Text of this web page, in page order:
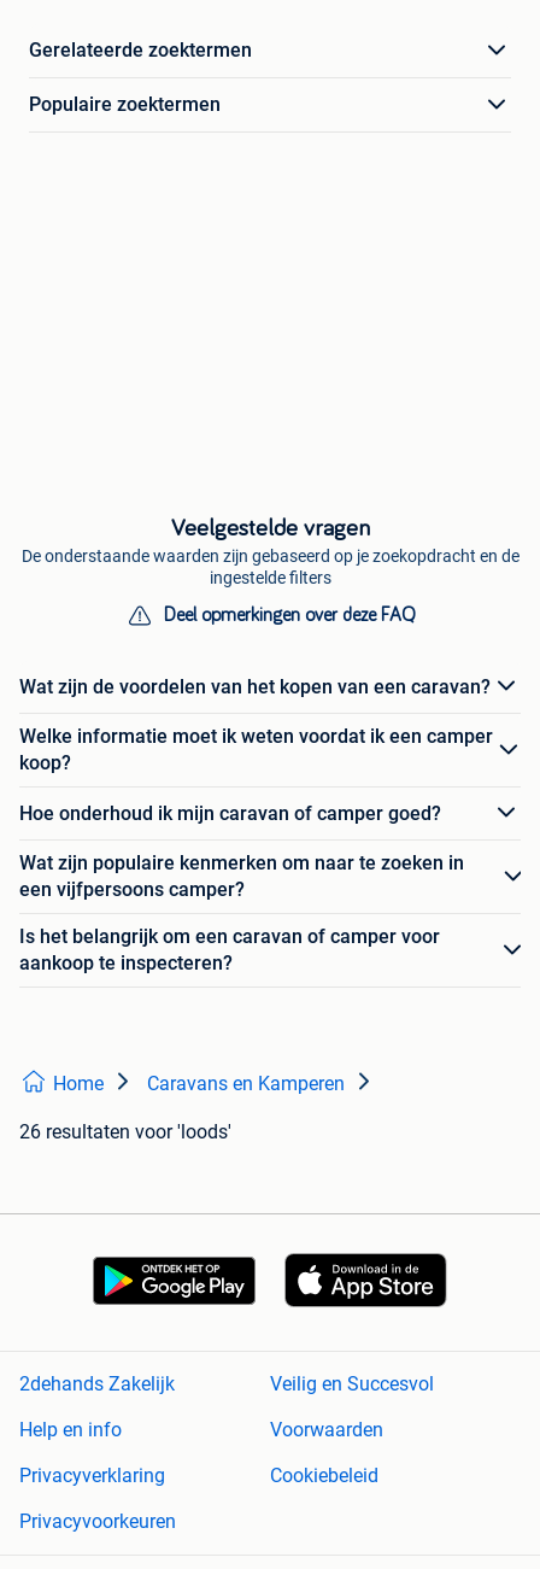
Gerelateerde zoektermen
Populaire zoektermen
Veelgestelde vragen
De onderstaande waarden zijn gebaseerd op je zoekopdracht en de
ingestelde filters
Deel opmerkingen over deze FAQ
Wat zijn de voordelen van het kopen van een caravan?
Welke informatie moet ik weten voordat ik een camper
koop?
Hoe onderhoud ik mijn caravan of camper goed?
Wat zijn populaire kenmerken om naar te zoeken in
een vijfpersoons camper?
Is het belangrijk om een caravan of camper voor
aankoop te inspecteren?
Home Caravans en Kamperen
26 resultaten voor 'loods'
2dehands Zakelijk
Veilig en Succesvol
Help en info
Voorwaarden
Privacyverklaring
Cookiebeleid
Privacyvoorkeuren